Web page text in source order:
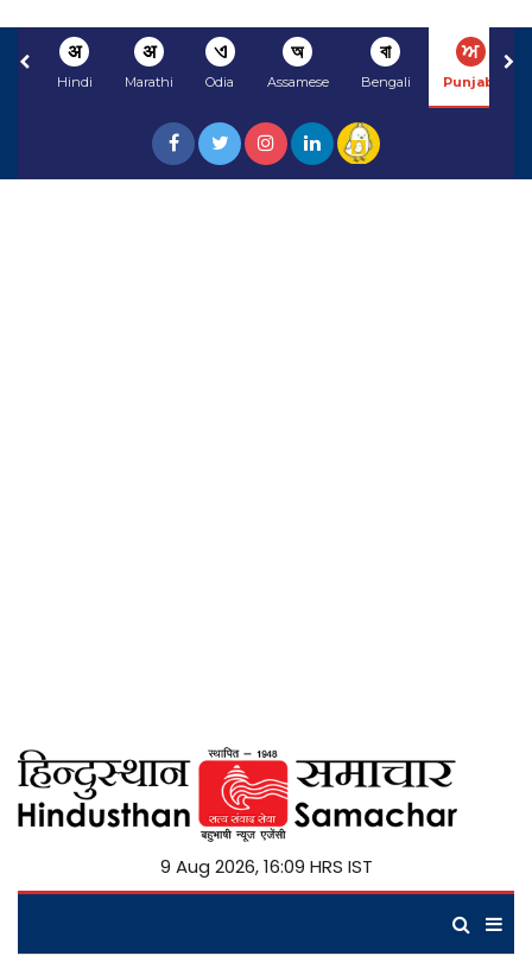
अ
Hindi
अ
Marathi
ଏ
Odia
অ
Assamese
বা
Bengali
ਅ
Punjabi
9 Aug 2026, 16:09 HRS IST